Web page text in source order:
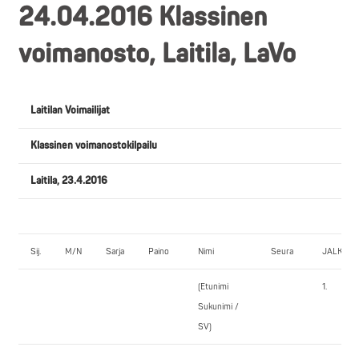
24.04.2016 Klassinen
voimanosto, Laitila, LaVo
Laitilan Voimailijat
Klassinen voimanostokilpailu
Laitila, 23.4.2016
Sij. M/N Sarja Paino Nimi Seura
(Etunimi
Sukunimi /
SV)
1.